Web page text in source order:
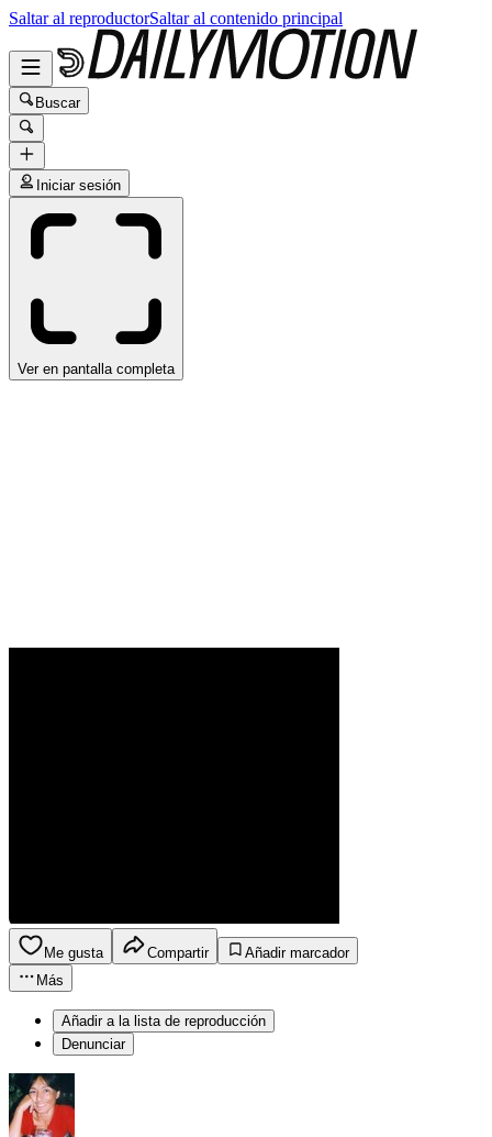
Saltar al reproductorSaltar al contenido principal
Buscar
Iniciar sesión
Ver en pantalla completa
Me gusta Compartir
Añadir marcador
Más
Añadir a la lista de reproducción
Denunciar